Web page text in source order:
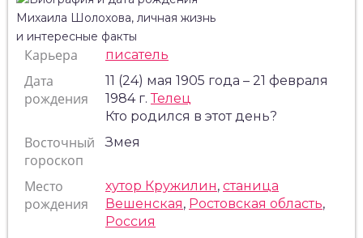
Карьера писатель
Дата
рождения
11 (24) мая 1905 года – 21 февраля
1984 г.Телец
Кто родился в этот день?
Восточный
гороскоп
Змея
Место
рождения
хутор Кружилин, станица
Вешенская, Ростовская область,
Россия